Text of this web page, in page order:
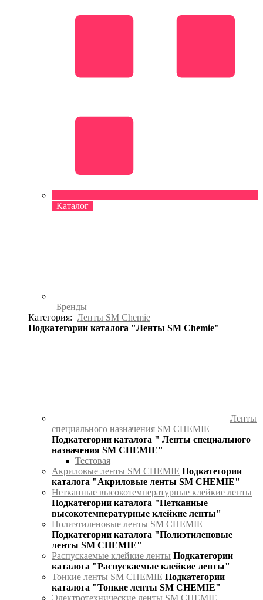
Каталог
Бренды
Категория: Ленты SM Chemie
Подкатегории каталога "Ленты SM Chemie"
Ленты
специального назначения SM CHEMIE
Подкатегории каталога " Ленты специального
назначения SM CHEMIE"
Тестовая
Акриловые ленты SM CHEMIE Подкатегории
каталога "Акриловые ленты SM CHEMIE"
Нетканные высокотемпературные клейкие ленты
Подкатегории каталога "Нетканные
высокотемпературные клейкие ленты"
Полиэтиленовые ленты SM CHEMIE
Подкатегории каталога "Полиэтиленовые
ленты SM CHEMIE"
Распускаемые клейкие ленты Подкатегории
каталога "Распускаемые клейкие ленты"
Тонкие ленты SM CHEMIE Подкатегории
каталога "Тонкие ленты SM CHEMIE"
Электротехнические ленты SM CHEMIE